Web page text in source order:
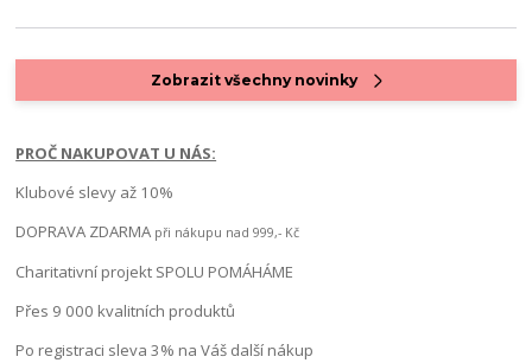
Zobrazit všechny novinky
PROČ NAKUPOVAT U NÁS:
Klubové slevy až 10%
DOPRAVA ZDARMA při nákupu nad 999,- Kč
Charitativní projekt SPOLU POMÁHÁME
Přes 9 000 kvalitních produktů
Po registraci sleva 3% na Váš další nákup